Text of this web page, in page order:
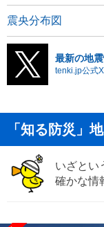
震央分布図
最新の地
tenki.jp公式
「知る防災」
いざとい
確かな情